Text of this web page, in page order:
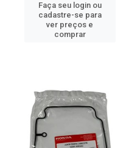
Faça seu login ou
cadastre-se para
ver preços e
comprar